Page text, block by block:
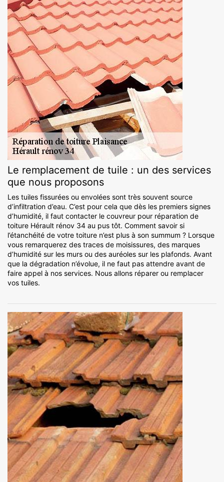
Le remplacement de tuile : un des services
que nous proposons
Les tuiles fissurées ou envolées sont très souvent source
d’infiltration d’eau. C’est pour cela que dès les premiers signes
d’humidité, il faut contacter le couvreur pour réparation de
toiture Hérault rénov 34 au pus tôt. Comment savoir si
l’étanchéité de votre toiture n’est plus à son summum ? Lorsque
vous remarquerez des traces de moisissures, des marques
d’humidité sur les murs ou des auréoles sur les plafonds. Avant
que la dégradation n’évolue, il ne faut pas attendre avant de
faire appel à nos services. Nous allons réparer ou remplacer
vos tuiles.